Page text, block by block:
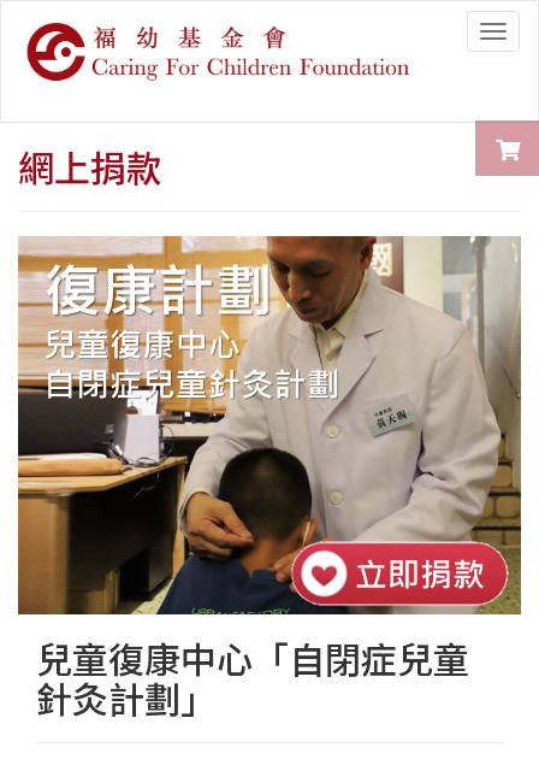
網上捐款
兒童復康中心「自閉症兒童
針灸計劃」